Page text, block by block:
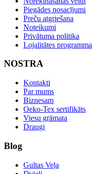
Piegādes nosacījumi
Preču atgriešana
Noteikumi
Privātuma politika
Lojalitātes programma
NOSTRA
Kontakti
Par mums
Biznesam
Oeko-Tex sertifikāts
Viesu grāmata
Draugi
Blog
Gultas Veļa